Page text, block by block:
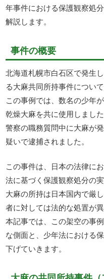
年事件における保護観察処
解説します。
事件の概要
北海道札幌市白石区で発生
る大麻共同所持事件について
この事例では、数名の少年
乾燥大麻を共に使用しました
警察の職務質問中に大麻が
疑いで逮捕されました。
この事件は、日本の法律に
法に基づく保護観察処分の
大麻の所持は日本国内で厳
者に対しては法的な処置が
本記事では、この架空の事
な側面と、少年法における
下げていきます。